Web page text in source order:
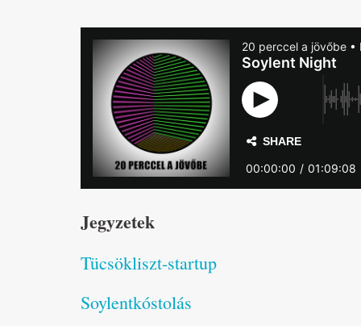
Jegyzetek
Tücsökliszt-startup
Soylentkóstolás